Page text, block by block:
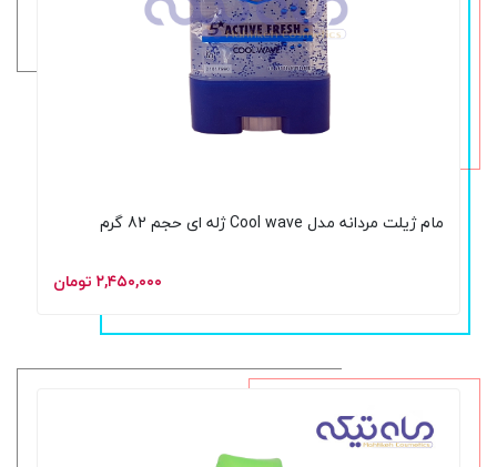
مام ژیلت مردانه مدل Cool wave ژله ای حجم 82 گرم
۲,۴۵۰,۰۰۰ تومان